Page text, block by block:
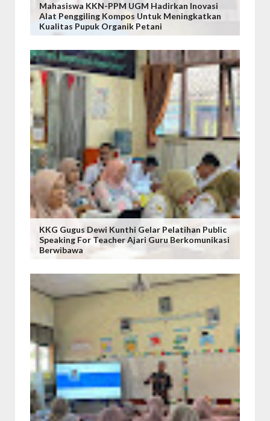
Mahasiswa KKN-PPM UGM Hadirkan Inovasi
Alat Penggiling Kompos Untuk Meningkatkan
Kualitas Pupuk Organik Petani
KKG Gugus Dewi Kunthi Gelar Pelatihan Public
Speaking For Teacher Ajari Guru Berkomunikasi
Berwibawa